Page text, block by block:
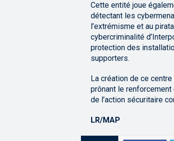
Cette entité joue
détectant les
l’extrémisme et au
cybercriminalité
protection des
supporters.
La création de ce
prônant le
de l’action sécuritaire
LR/MAP